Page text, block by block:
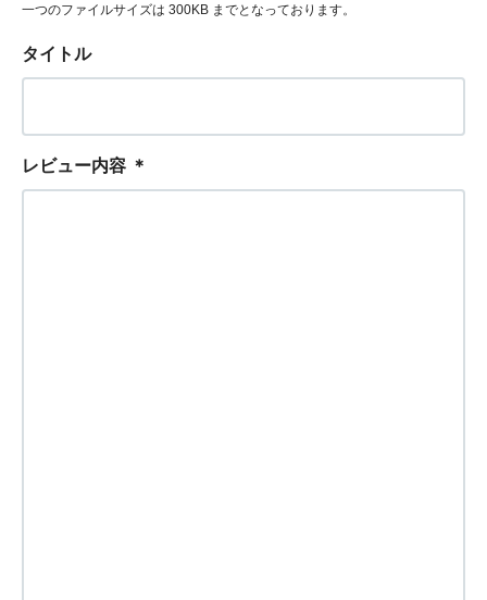
一つのファイルサイズは 300KB までとなっております。
タイトル
レビュー内容 ＊